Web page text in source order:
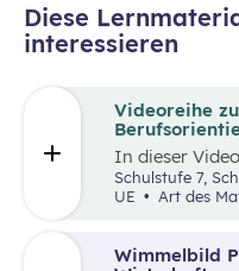
Diese
interessieren
Wimmelbild
Videoreihe
In dieser
wie sie
wirken und
UE
Art des